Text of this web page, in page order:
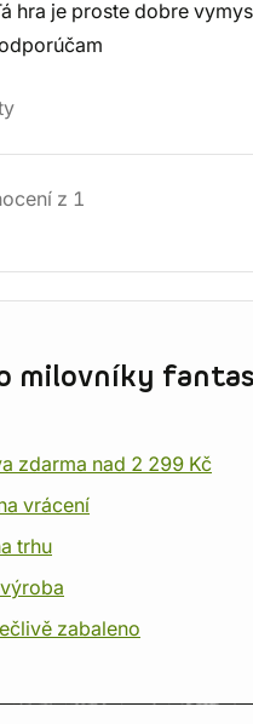
hra je proste dobre
z 1
milovníky
zdarma nad 2 299 Kč
vrácení
trhu
zabaleno